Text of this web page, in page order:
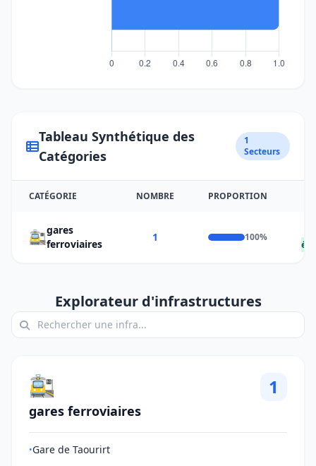
Tableau Synthétique des
Catégories
1
Secteurs
CATÉGORIE NOMBRE PROPORTION
🚉gares
ferroviaires
1 100%
Explorateur d'infrastructures
🚉
gares ferroviaires
1
•Gare de Taourirt